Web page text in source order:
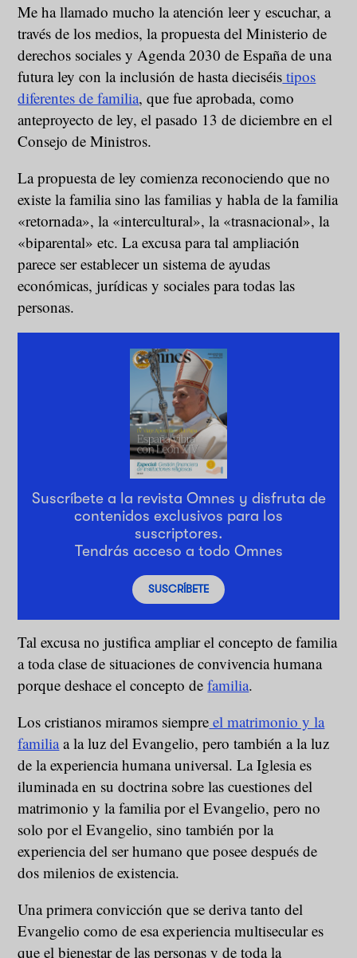
Me ha llamado mucho la atención leer y escuchar, a
través de los medios, la propuesta del Ministerio de
derechos sociales y Agenda 2030 de España de una
futura ley con la inclusión de hasta dieciséis tipos
diferentes de familia, que fue aprobada, como
anteproyecto de ley, el pasado 13 de diciembre en el
Consejo de Ministros.
La propuesta de ley comienza reconociendo que no
existe la familia sino las familias y habla de la familia
«retornada», la «intercultural», la «trasnacional», la
«biparental» etc. La excusa para tal ampliación
parece ser establecer un sistema de ayudas
económicas, jurídicas y sociales para todas las
personas.
Suscríbete a la revista Omnes y disfruta de
contenidos exclusivos para los
suscriptores.
Tendrás acceso a todo Omnes
SUSCRÍBETE
Tal excusa no justifica ampliar el concepto de familia
a toda clase de situaciones de convivencia humana
porque deshace el concepto defamilia.
Los cristianos miramos siempre el matrimonio y la
familiaa la luz del Evangelio, pero también a la luz
de la experiencia humana universal. La Iglesia es
iluminada en su doctrina sobre las cuestiones del
matrimonio y la familia por el Evangelio, pero no
solo por el Evangelio, sino también por la
experiencia del ser humano que posee después de
dos milenios de existencia.
Una primera convicción que se deriva tanto del
Evangelio como de esa experiencia multisecular es
que el bienestar de las personas y de toda la